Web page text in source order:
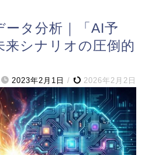
ータ分析｜「AI予
来シナリオの圧倒的
2023年2月1日 / 2026年2月2日